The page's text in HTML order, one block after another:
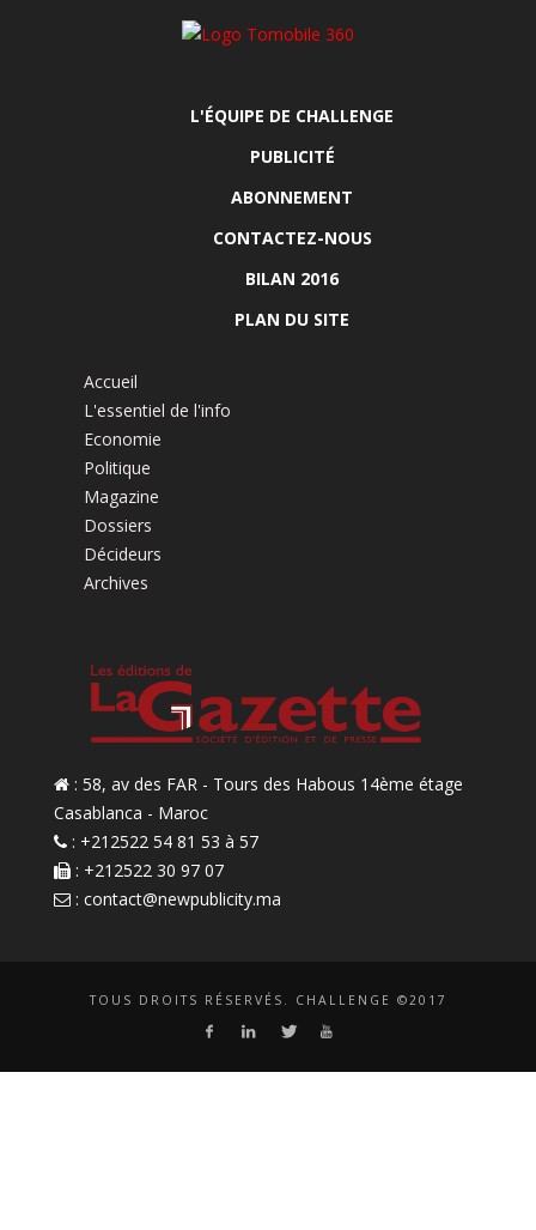
L'ÉQUIPE DE CHALLENGE
PUBLICITÉ
ABONNEMENT
CONTACTEZ-NOUS
BILAN 2016
PLAN DU SITE
Accueil
L'essentiel de l'info
Economie
Politique
Magazine
Dossiers
Décideurs
Archives
: 58, av des FAR - Tours des Habous 14ème étage
Casablanca - Maroc
: +212522 54 81 53 à 57
: +212522 30 97 07
: contact@newpublicity.ma
TOUS DROITS RÉSERVÉS. CHALLENGE ©2017